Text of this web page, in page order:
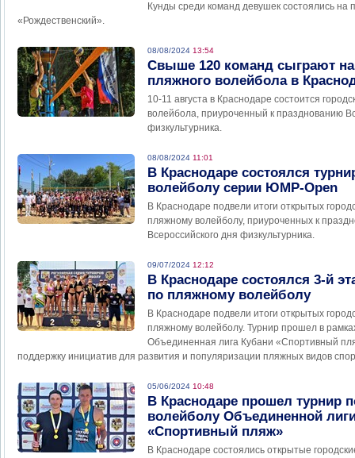
Кунды среди команд девушек состоялись на
«Рождественский».
08/08/2024 13:54
Свыше 120 команд сыграют
пляжного волейбола в
10-11 августа в Краснодаре состоится
волейбола, приуроченный к празднованию
физкультурника.
08/08/2024 11:01
В Краснодаре состоялся
волейболу серии ЮМР-Open
В Краснодаре подвели итоги открытых
пляжному волейболу, приуроченных к
Всероссийского дня физкультурника.
09/07/2024 12:12
В Краснодаре состоялся 3-й
по пляжному волейболу
В Краснодаре подвели итоги открытых
пляжному волейболу. Турнир прошел в
Объединенная лига Кубани «Спортивный
поддержку инициатив для развития и популяризации пляжных видов
05/06/2024 10:48
В Краснодаре прошел турнир
волейболу Объединенной
«Спортивный пляж»
В Краснодаре состоялись открытые